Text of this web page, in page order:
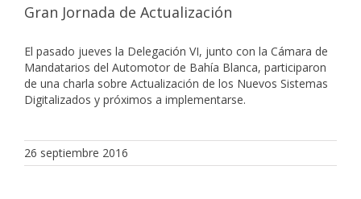
Gran Jornada de Actualización
El pasado jueves la Delegación VI, junto con la Cámara de
Mandatarios del Automotor de Bahía Blanca, participaron
de una charla sobre Actualización de los Nuevos Sistemas
Digitalizados y próximos a implementarse.
26 septiembre 2016